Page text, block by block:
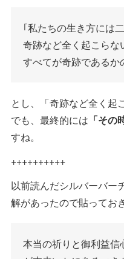
｢私たちの生き方には
奇跡など全く起こらな
すべてが奇跡であるか
とし、「奇跡など全く起
でも、最終的には 「その
すね。
++++++++++
以前読んだシルバーバー
解があったので貼ってお
本当の祈りと御利益信